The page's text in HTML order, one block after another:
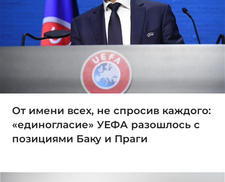
От имени всех, не спросив каждого:
«единогласие» УЕФА разошлось с
позициями Баку и Праги